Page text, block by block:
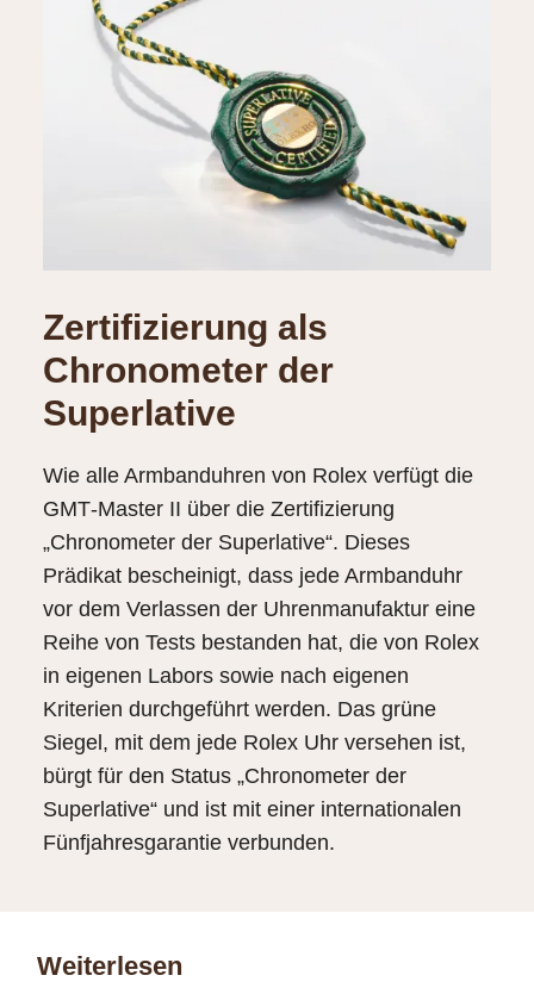
Zertifizierung als
Chronometer der
Superlative
Wie alle Armbanduhren von Rolex verfügt die
GMT‑Master II über die Zertifizierung
„Chronometer der Superlative“. Dieses
Prädikat bescheinigt, dass jede Armbanduhr
vor dem Verlassen der Uhren­manufaktur eine
Reihe von Tests bestanden hat, die von Rolex
in eigenen Labors sowie nach eigenen
Kriterien durchgeführt werden. Das grüne
Siegel, mit dem jede Rolex Uhr versehen ist,
bürgt für den Status „Chronometer der
Superlative“ und ist mit einer internationalen
Fünfjahresgarantie verbunden.
Weiterlesen